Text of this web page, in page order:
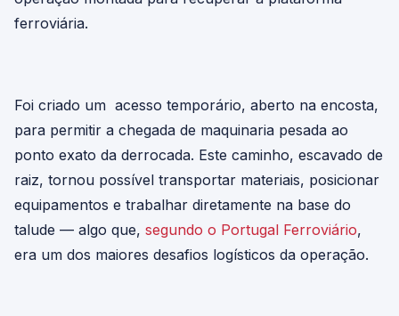
ferroviária.
Foi criado um acesso temporário, aberto na encosta,
para permitir a chegada de maquinaria pesada ao
ponto exato da derrocada. Este caminho, escavado de
raiz, tornou possível transportar materiais, posicionar
equipamentos e trabalhar diretamente na base do
talude — algo que, segundo o Portugal Ferroviário,
era um dos maiores desafios logísticos da operação.